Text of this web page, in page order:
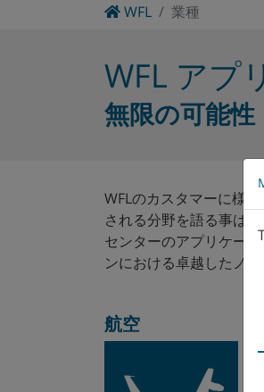
受託製造
クランクシャフト
WFLHome
業種
WFL アプ
無限の可能性
WFLのカスタマーに様
される分野を語る事は
センターのアプリケー
ンにおける卓越したノ
航空